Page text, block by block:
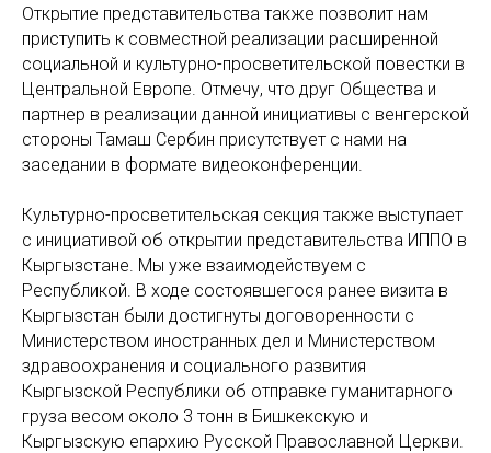
Открытие представительства также позволит нам
приступить к совместной реализации расширенной
социальной и культурно-просветительской повестки в
Центральной Европе. Отмечу, что друг Общества и
партнер в реализации данной инициативы с венгерской
стороны Тамаш Сербин присутствует с нами на
заседании в формате видеоконференции.
Культурно-просветительская секция также выступает
с инициативой об открытии представительства ИППО в
Кыргызстане. Мы уже взаимодействуем с
Республикой. В ходе состоявшегося ранее визита в
Кыргызстан были достигнуты договоренности с
Министерством иностранных дел и Министерством
здравоохранения и социального развития
Кыргызской Республики об отправке гуманитарного
груза весом около 3 тонн в Бишкекскую и
Кыргызскую епархию Русской Православной Церкви.